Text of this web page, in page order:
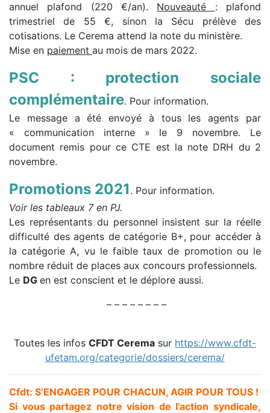
annuel plafond (220 €/an). Nouveauté : plafond
trimestriel de 55 €, sinon la Sécu prélève des
cotisations. Le Cerema attend la note du ministère.
Mise en paiement au mois de mars 2022.
PSC : protection sociale
complémentaire. Pour information.
Le message a été envoyé à tous les agents par
« communication interne » le 9 novembre. Le
document remis pour ce CTE est la note DRH du 2
novembre.
Promotions 2021 . Pour information.
Voir les tableaux 7 en PJ.
Les représentants du personnel insistent sur la réelle
difficulté des agents de catégorie B+, pour accéder à
la catégorie A, vu le faible taux de promotion ou le
nombre réduit de places aux concours professionnels.
Le DG en est conscient et le déplore aussi.
– – – – – – – –
Toutes les infos CFDT Cerema sur https://www.cfdt-
ufetam.org/categorie/dossiers/cerema/
Cfdt: S’ENGAGER POUR CHACUN, AGIR POUR TOUS !
Si vous partagez notre vision de l’action syndicale,